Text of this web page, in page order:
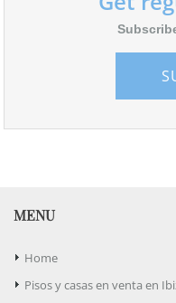
MENU
Home
Pisos y casas en venta en